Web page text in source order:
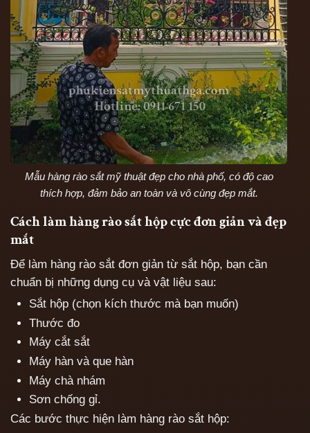
Mẫu hàng rào sắt mỹ thuật đẹp cho nhà phố, có độ cao
thích hợp, đảm bảo an toàn và vô cùng đẹp mắt.
Cách làm hàng rào sắt hộp cực đơn giản và đẹp
mắt
Để làm hàng rào sắt đơn giản từ sắt hộp, bạn cần
chuẩn bị những dụng cụ và vật liệu sau:
Sắt hộp (chọn kích thước mà bạn muốn)
Thước đo
Máy cắt sắt
Máy hàn và que hàn
Máy chà nhám
Sơn chống gỉ.
Các bước thực hiện làm hàng rào sắt hộp: